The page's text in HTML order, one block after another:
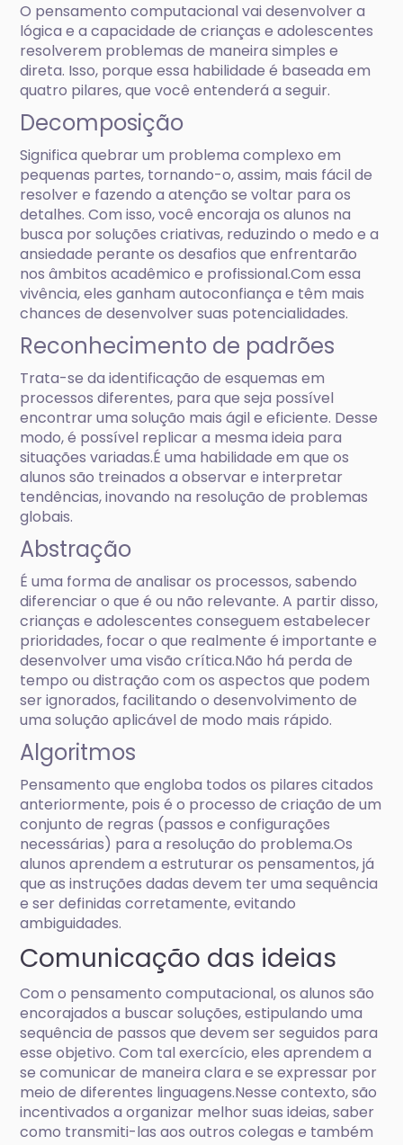
O pensamento computacional vai desenvolver a
lógica e a capacidade de crianças e adolescentes
resolverem problemas de maneira simples e
direta. Isso, porque essa habilidade é baseada em
quatro pilares, que você entenderá a seguir.
Decomposição
Significa quebrar um problema complexo em
pequenas partes, tornando-o, assim, mais fácil de
resolver e fazendo a atenção se voltar para os
detalhes. Com isso, você encoraja os alunos na
busca por soluções criativas, reduzindo o medo e a
ansiedade perante os desafios que enfrentarão
nos âmbitos acadêmico e profissional.Com essa
vivência, eles ganham autoconfiança e têm mais
chances de desenvolver suas potencialidades.
Reconhecimento de padrões
Trata-se da identificação de esquemas em
processos diferentes, para que seja possível
encontrar uma solução mais ágil e eficiente. Desse
modo, é possível replicar a mesma ideia para
situações variadas.É uma habilidade em que os
alunos são treinados a observar e interpretar
tendências, inovando na resolução de problemas
globais.
Abstração
É uma forma de analisar os processos, sabendo
diferenciar o que é ou não relevante. A partir disso,
crianças e adolescentes conseguem estabelecer
prioridades, focar o que realmente é importante e
desenvolver uma visão crítica.Não há perda de
tempo ou distração com os aspectos que podem
ser ignorados, facilitando o desenvolvimento de
uma solução aplicável de modo mais rápido.
Algoritmos
Pensamento que engloba todos os pilares citados
anteriormente, pois é o processo de criação de um
conjunto de regras (passos e configurações
necessárias) para a resolução do problema.Os
alunos aprendem a estruturar os pensamentos, já
que as instruções dadas devem ter uma sequência
e ser definidas corretamente, evitando
ambiguidades.
Comunicação das ideias
Com o pensamento computacional, os alunos são
encorajados a buscar soluções, estipulando uma
sequência de passos que devem ser seguidos para
esse objetivo. Com tal exercício, eles aprendem a
se comunicar de maneira clara e se expressar por
meio de diferentes linguagens.Nesse contexto, são
incentivados a organizar melhor suas ideias, saber
como transmiti-las aos outros colegas e também